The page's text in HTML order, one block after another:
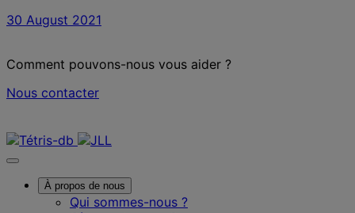
30 August 2021
Comment pouvons-nous vous aider ?
Nous contacter
À propos de nous
Qui sommes-nous ?